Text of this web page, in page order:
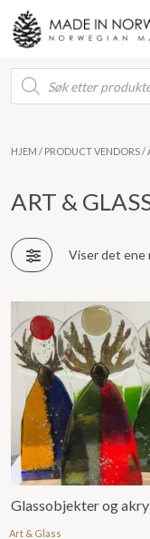
Products
search
HJEM / PRODUCT VENDORS /
ART &
Viser det
Art & Glass